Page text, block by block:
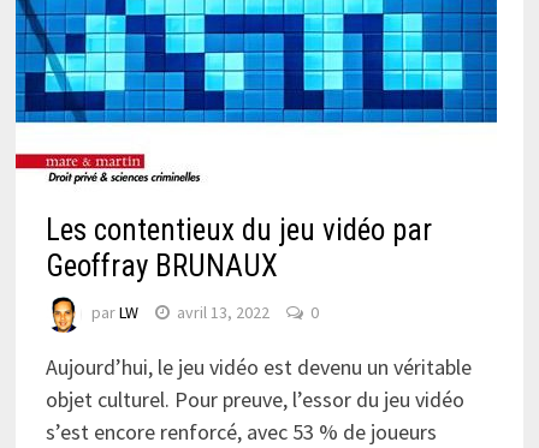
Les contentieux du jeu vidéo par
Geoffray BRUNAUX
parLW avril 13, 2022 0
Aujourd’hui, le jeu vidéo est devenu un véritable
objet culturel. Pour preuve, l’essor du jeu vidéo
s’est encore renforcé, avec 53 % de joueurs